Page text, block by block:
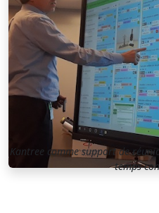
Kantree comme support de
temps